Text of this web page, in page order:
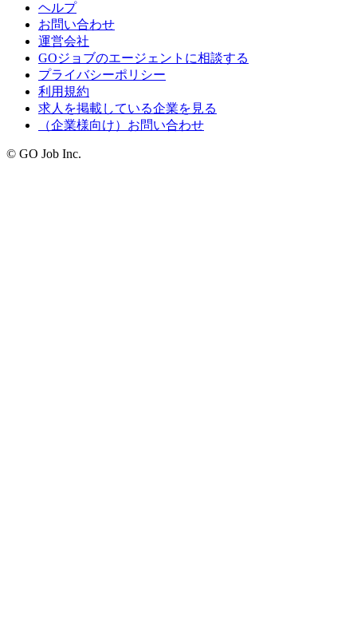
ヘルプ
お問い合わせ
運営会社
GOジョブのエージェントに相談する
プライバシーポリシー
利用規約
求人を掲載している企業を見る
（企業様向け）お問い合わせ
© GO Job Inc.